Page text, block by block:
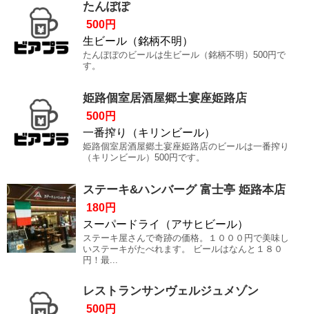
たんぽぽ
500円
生ビール（銘柄不明）
たんぽぽのビールは生ビール（銘柄不明）500円で
す。
姫路個室居酒屋郷土宴座姫路店
500円
一番搾り（キリンビール）
姫路個室居酒屋郷土宴座姫路店のビールは一番搾り
（キリンビール）500円です。
ステーキ&ハンバーグ 富士亭 姫路本店
180円
スーパードライ（アサヒビール）
ステーキ屋さんで奇跡の価格。１０００円で美味し
いステーキがたべれます。 ビールはなんと１８０
円！最...
レストランサンヴェルジュメゾン
500円